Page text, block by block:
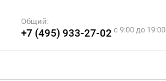
Общий:
+7 (495) 933-27-02 c 9:00 до 19:00